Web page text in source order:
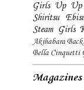
Girls Up Up
Shiritsu
Steam Girls
Akihabara
Bella Cinquetti
Magazines